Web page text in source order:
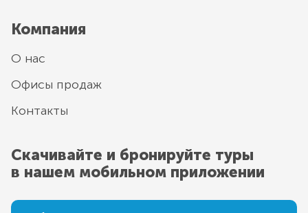
Компания
О нас
Офисы продаж
Контакты
Скачивайте и бронируйте туры
в нашем мобильном приложении